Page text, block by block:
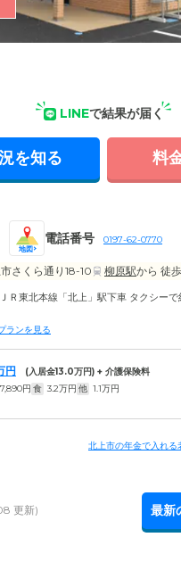
かみを感じるつくりの建物で
があり、お車で乗り付けていた
LINEで結果が届く
を知る 料
地図
電話番号 0197-62-0770
さくら通り18-10 柳原駅から 徒
Ｒ東北本線「北上」駅下車 タクシー
ランを見る
円 (入居金13.0万円) + 介護保険料
7,890円 食 3.2万円 他 1.1万円
北上市の年金で入れ
更新) 最新